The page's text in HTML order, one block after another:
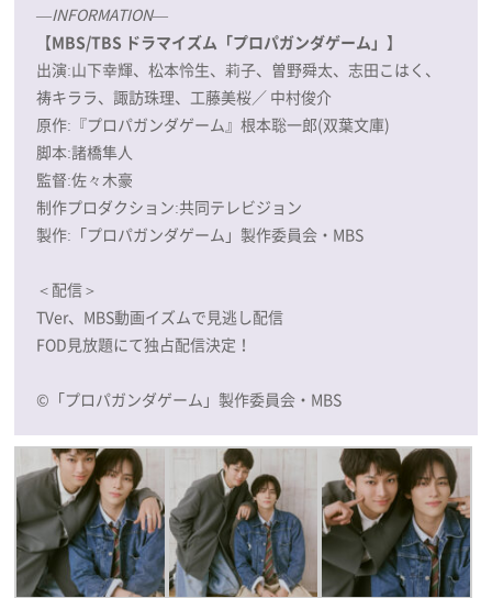
―INFORMATION―
【MBS/TBS ドラマイズム「プロパガンダゲーム」】
出演:山下幸輝、松本怜生、莉子、曽野舜太、志田こはく、
祷キララ、諏訪珠理、工藤美桜／ 中村俊介
原作:『プロパガンダゲーム』根本聡一郎(双葉文庫)
脚本:諸橋隼人
監督:佐々木豪
制作プロダクション:共同テレビジョン
製作:「プロパガンダゲーム」製作委員会・MBS
＜配信＞
TVer、MBS動画イズムで見逃し配信
FOD見放題にて独占配信決定！
©「プロパガンダゲーム」製作委員会・MBS